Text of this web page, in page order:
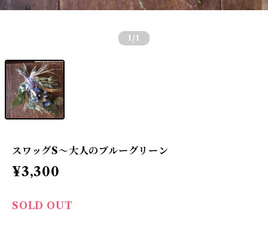
1 /1
スワッグS〜大人のブルーグリーン
¥3,300
SOLD OUT